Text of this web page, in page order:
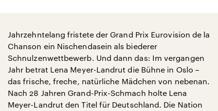
Jahrzehntelang fristete der Grand Prix Eurovision de la
Chanson ein Nischendasein als biederer
Schnulzenwettbewerb. Und dann das: Im vergangen
Jahr betrat Lena Meyer-Landrut die Bühne in Oslo –
das frische, freche, natürliche Mädchen von nebenan.
Nach 28 Jahren Grand-Prix-Schmach holte Lena
Meyer-Landrut den Titel für Deutschland. Die Nation